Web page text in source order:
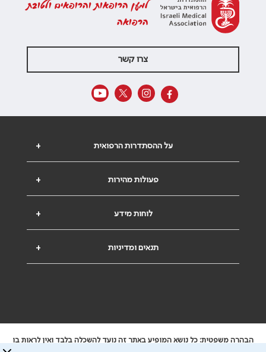
למען הרופאות והרופאים ולטובת
הרפואה
צרו קשר
+ על ההסתדרות הרפואית
+ פעולות מהירות
+ לוחות מידע
+ תנאים ומדיניות
הבהרה משפטית: כל נושא המופיע באתר זה נועד להשכלה בלבד ואין לראות בו